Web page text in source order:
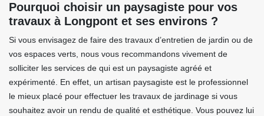
Pourquoi choisir un paysagiste pour vos
travaux à Longpont et ses environs ?
Si vous envisagez de faire des travaux d’entretien de jardin ou de
vos espaces verts, nous vous recommandons vivement de
solliciter les services de qui est un paysagiste agréé et
expérimenté. En effet, un artisan paysagiste est le professionnel
le mieux placé pour effectuer les travaux de jardinage si vous
souhaitez avoir un rendu de qualité et esthétique. Vous pouvez lui